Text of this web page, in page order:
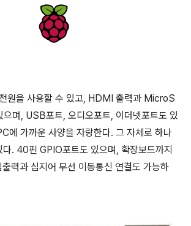
원을 사용할 수 있고, HDMI 출력과 MicroS
으며, USB포트, 오디오포트, 이더넷포트도 있
에 가까운 사양을 자랑한다. 그 자체로 하나
. 40핀 GPIO포트도 있으며, 확장보드까지
력과 심지어 무선 이동통신 연결도 가능하